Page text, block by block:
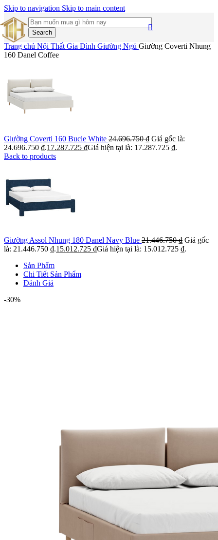
Skip to navigation Skip to main content
Search
Trang chủ Nội Thất Gia Đình Giường Ngủ Giường Coverti Nhung
160 Danel Coffee
Giường Coverti 160 Bucle White 24.696.750₫ Giá gốc là:
24.696.750 ₫.17.287.725 ₫Giá hiện tại là: 17.287.725 ₫.
Back to products
Giường Assol Nhung 180 Danel Navy Blue 21.446.750₫ Giá gốc
là: 21.446.750 ₫.15.012.725 ₫Giá hiện tại là: 15.012.725 ₫.
Sản Phẩm
Chi Tiết Sản Phẩm
Đánh Giá
-30%